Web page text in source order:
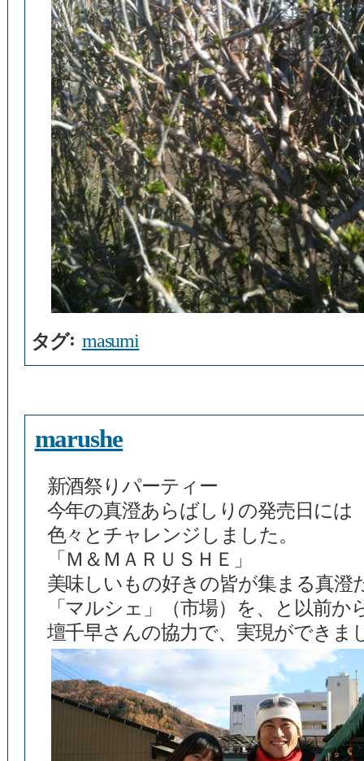
タグ: masumi
marushe
新酒祭りパーティー
今年の真澄あらばしりの発売日には
色々とチャレンジしました。
「Ｍ＆ＭＡＲＵＳＨＥ」
美味しいもの好きの皆が集まる真澄
「マルシェ」（市場）を、と以前
壇千早さんの協力で、実現ができま